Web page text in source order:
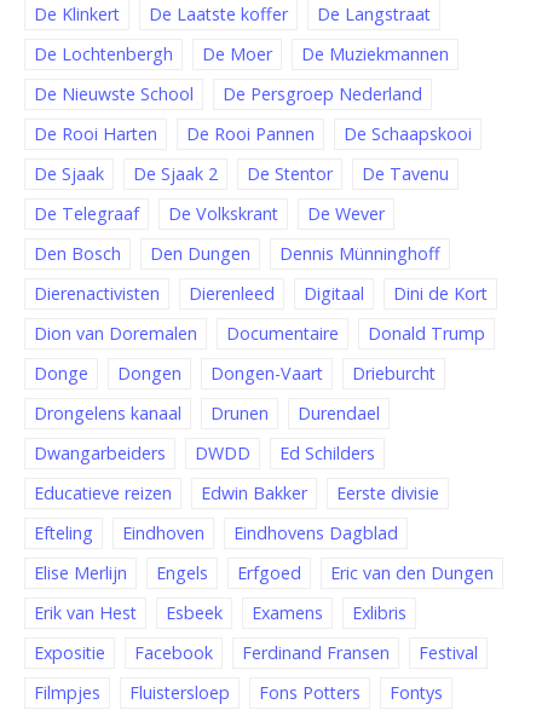
De Klinkert
De Laatste koffer
De Langstraat
De Lochtenbergh
De Moer
De Muziekmannen
De Nieuwste School
De Persgroep Nederland
De Rooi Harten
De Rooi Pannen
De Schaapskooi
De Sjaak
De Sjaak 2 De Stentor
De Tavenu
De Telegraaf
De Volkskrant
De Wever
Den Bosch
Den Dungen
Dennis Münninghoff
Dierenactivisten
Dierenleed Digitaal
Dini de Kort
Dion van Doremalen
Documentaire
Donald Trump
Donge
Dongen Dongen-Vaart
Drieburcht
Drongelens kanaal
Drunen
Durendael
Dwangarbeiders
DWDD
Ed Schilders
Educatieve reizen
Edwin Bakker
Eerste divisie
Efteling
Eindhoven
Eindhovens Dagblad
Elise Merlijn
Engels Erfgoed
Eric van den Dungen
Erik van Hest
Esbeek Examens
Exlibris
Expositie
Facebook Ferdinand Fransen
Festival
Filmpjes
Fluistersloep Fons Potters
Fontys